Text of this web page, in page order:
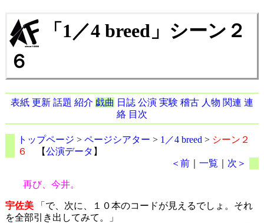
「1／4 breed」シーン２
６
表紙 更新 話題 紹介 戯曲 日誌 公演 実験 稽古 人物 関連 連
絡 目次
トップページ > ページシアター > 1／4 breed > シーン２
６
【公演データ 】
＜前 ｜一覧 次＞
再び、今井。
宇佐美「で、次に、１０本のコードが見えるでしょ。それ
を全部引き出してみて。」